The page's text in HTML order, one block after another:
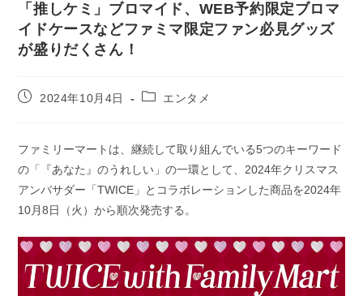
「推しケミ」ブロマイド、WEB予約限定ブロマ
イドケースなどファミマ限定ファン必見グッズ
が盛りだくさん！
投
日:
2024年10月4日
投
テ
ゴ
リ
ー:
エンタメ
ファミリーマートは、継続して取り組んでいる5つのキーワード
の「『あなた』のうれしい」の一環として、2024年クリスマス
アンバサダー「TWICE」とコラボレーションした商品を2024年
10月8日（火）から順次発売する。